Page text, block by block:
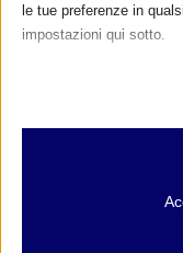
SAM 2025 a
le tue preferenze in
impostazioni qui sotto.
Essenziali
I cookie e i servizi
e servizi non